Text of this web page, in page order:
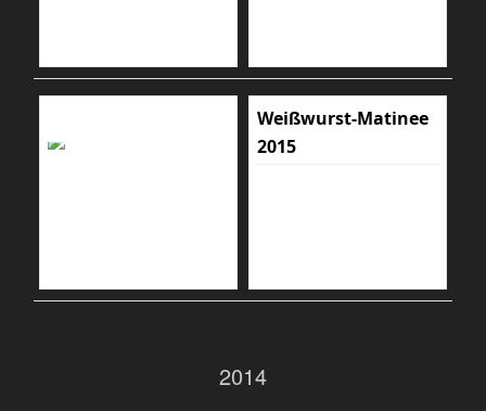
Weißwurst-Matinee
2015
2014